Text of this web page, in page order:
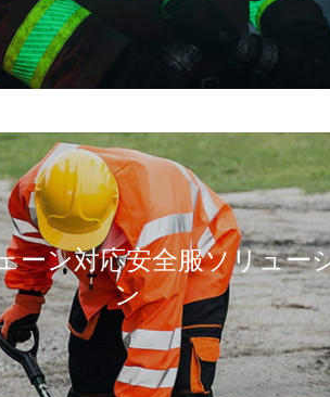
ーン対応安全服ソリュー
ン